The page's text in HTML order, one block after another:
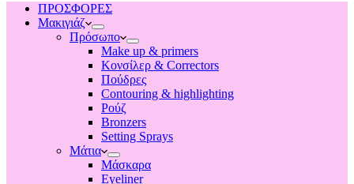
ΠΡΟΣΦΟΡΕΣ
Μακιγιάζ
Πρόσωπο
Make up & primers
Κονσίλερ & Correctors
Πούδρες
Contouring & highlighting
Ρούζ
Bronzers
Setting Sprays
Μάτια
Μάσκαρα
Eyeliner